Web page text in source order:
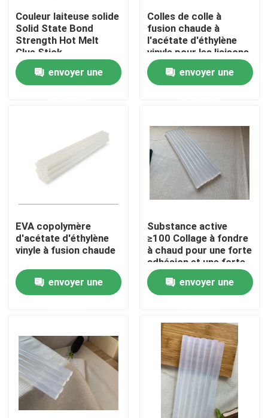
Aperçu
A propos de nous
Visite d'usine
Contact
Demande de soumission
ruban adhésif de fonte chaude
Ruban adhésif de tapis
Couleur laiteuse solide
Solid State Bond
Strength Hot Melt
Glue Stick
envoyer une
Colles de colle à
fusion chaude à
l'acétate d'éthylène
vinyle pour les liaisons
multiples
envoyer une
EVA copolymère
d'acétate d'éthylène
vinyle à fusion chaude
envoyer une
Substance active
≥100 Collage à fondre
à chaud pour une forte
adhésion et une forte
adhérence
envoyer une